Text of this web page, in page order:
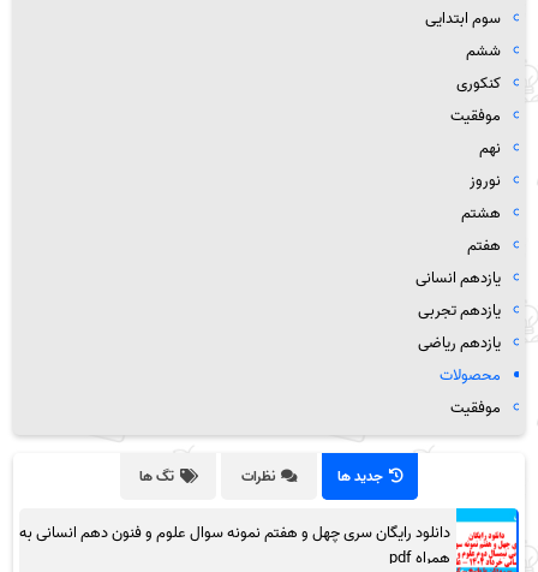
سوم ابتدایی
ششم
کنکوری
موفقیت
نهم
نوروز
هشتم
هفتم
یازدهم انسانی
یازدهم تجربی
یازدهم ریاضی
محصولات
موفقیت
جدید ها نظرات تگ ها
دانلود رایگان سری چهل و هفتم نمونه سوال علوم و فنون دهم انسانی به
همراه pdf